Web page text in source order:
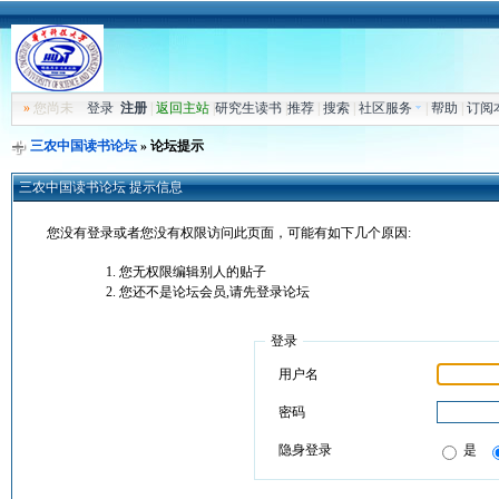
»您尚未 登录 注册| 返回主站| 研究生读书| 推荐| 搜索| 社区服务 帮助 订阅
三农中国读书论坛» 论坛提示
三农中国读书论坛 提示信息
您没有登录或者您没有权限访问此页面，可能有如下几个原因:
您无权限编辑别人的贴子
您还不是论坛会员,请先登录论坛
登录
用户名
密码
隐身登录 是